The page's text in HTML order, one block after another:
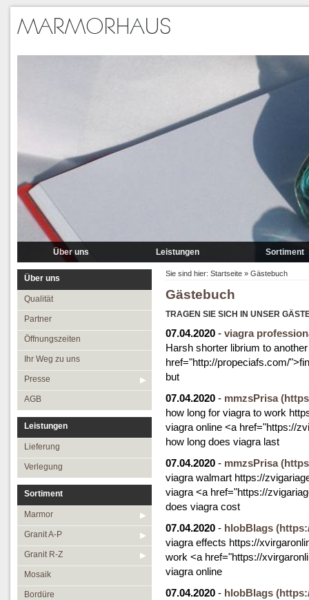
Über uns
Partner
Ihr Weg zu uns
Presse
Leistungen
Lieferung
Verlegung
Sortiment
Marmor
Granit R-Z
Mosaik
Medallions
Antikmarmor
Über uns
Qualität
Partner
Öffnungszeiten
Ihr Weg zu uns
Presse
AGB
Leistungen
Lieferung
Verlegung
Sortiment
Marmor
Granit A-P
Granit R-Z
Mosaik
Bordüre
Sie sind hier: Startseite » Gästebuch
Gästebuch
TRAGEN SIE SICH IN UNSER
07.04.2020 - viagra
Harsh shorter librium to
href="http://propeciafs.com/
but
07.04.2020 - mmzsPrisa
how long for viagra to work
viagra online <a href="https://
how long does viagra last
07.04.2020 - mmzsPrisa
viagra walmart https://
viagra <a href="https://
does viagra cost
07.04.2020 - hlobBlags
viagra effects https://
work <a href="https://
viagra online
07.04.2020 - hlobBlags